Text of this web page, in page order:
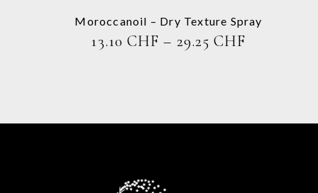
Produktseite
gewählt
werden
Moroccanoil – Dry Texture Spray
13.10CHF – 29.25CHF